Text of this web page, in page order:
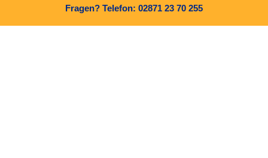
Fragen? Telefon: 02871 23 70 255
Alle Cookies und Skripte zulassen